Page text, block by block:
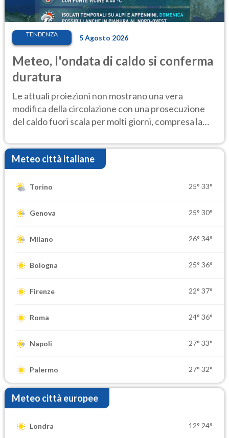
TENDENZA 5 Agosto 2026
Meteo, l'ondata di caldo si conferma
duratura
Le attuali proiezioni non mostrano una vera
modifica della circolazione con una prosecuzione
del caldo fuori scala per molti giorni, compresa la
Meteo città italiane
Torino 25° 33°
Genova 25° 30°
Milano 26° 34°
Bologna 25° 36°
Firenze 22° 37°
Roma 24° 36°
Napoli 27° 33°
Palermo 27° 32°
Meteo città europee
Londra 12° 24°